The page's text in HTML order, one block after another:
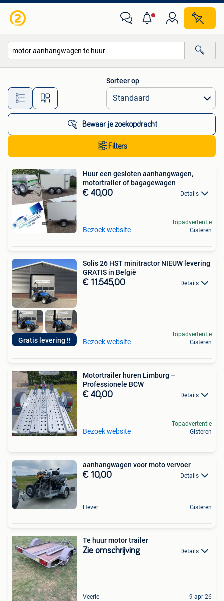
Alle afstanden…
Sorteer op
Bewaar je zoekopdracht
Filters
Huur een gesloten aanhangwagen,
motortrailer of bagagewagen
€ 40,00 Details
Bezoek website
Topadvertentie
Gisteren
Gratis levering !!
Solis 26 HST minitractor NIEUW levering
GRATIS in België
€ 11.545,00 Details
Bezoek website
Topadvertentie
Gisteren
Motortrailer huren Limburg –
Professionele BCW
€ 40,00 Details
Bezoek website
Topadvertentie
Gisteren
aanhangwagen voor moto vervoer
€ 10,00 Details
Hever Gisteren
Te huur motor trailer
Zie omschrijving Details
Veerle 9 apr 26